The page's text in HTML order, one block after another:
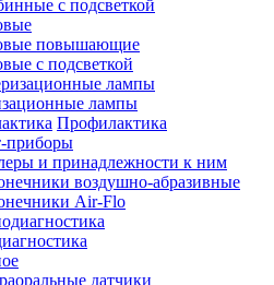
с подсветкой
повышающие
с подсветкой
лампы
Профилактика
приборы
и принадлежности к ним
воздушно-абразивные
Air-Flo
датчики